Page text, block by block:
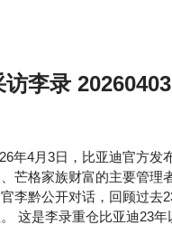
访李录 20260403
年4月3日，比亚迪官方发
芒格家族财富的主要管理
李黔公开对话，回顾过去
这是李录重仓比亚迪23